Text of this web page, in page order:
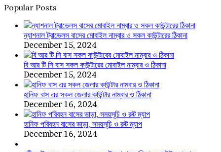
Popular Posts
ন্যাশনাল ট্রাভেলস বাসের মোবাইল নাম্বার ও সকল কাউন্টারের ঠিকানা
December 15, 2024
বি আর টি সি বাস সকল কাউন্টারের মোবাইল নাম্বার ও ঠিকানা
December 15, 2024
হানিফ বাস এর সকল জেলার কাউন্টার নাম্বার ও ঠিকানা
December 16, 2024
হানিফ পরিবহন বাসের ভাড়া, সময়সূচি ও রুট ম্যাপ
December 16, 2024